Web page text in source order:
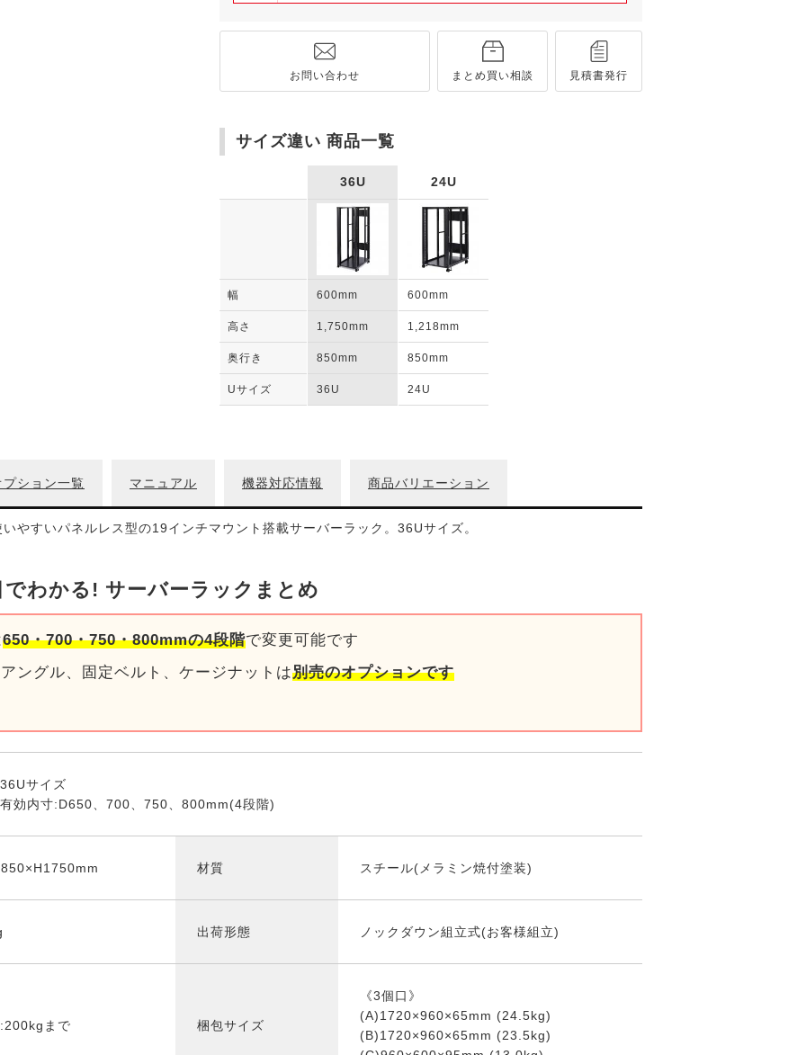
お問い合わせ まとめ買い相談 見積書発行
サイズ違い 商品一覧
36U 24U
幅 600mm 600mm
高さ 1,750mm 1,218mm
奥行き 850mm 850mm
Uサイズ 36U 24U
プション一覧 マニュアル 機器対応情報 商品バリエーション
やすいパネルレス型の19インチマウント搭載サーバーラック。36Uサイズ。
でわかる! サーバーラックまとめ
650・700・750・800mmの4段階で変更可能です
ングル、固定ベルト、ケージナットは別売のオプションです
サイズ
効内寸:D650、700、750、800mm(4段階)
材質 スチール(メラミン焼付塗装)
出荷形態 ノックダウン組立式(お客様組立)
まで 梱包サイズ
《3個口》
(A)1720×960×65mm (24.5kg)
(B)1720×960×65mm (23.5kg)